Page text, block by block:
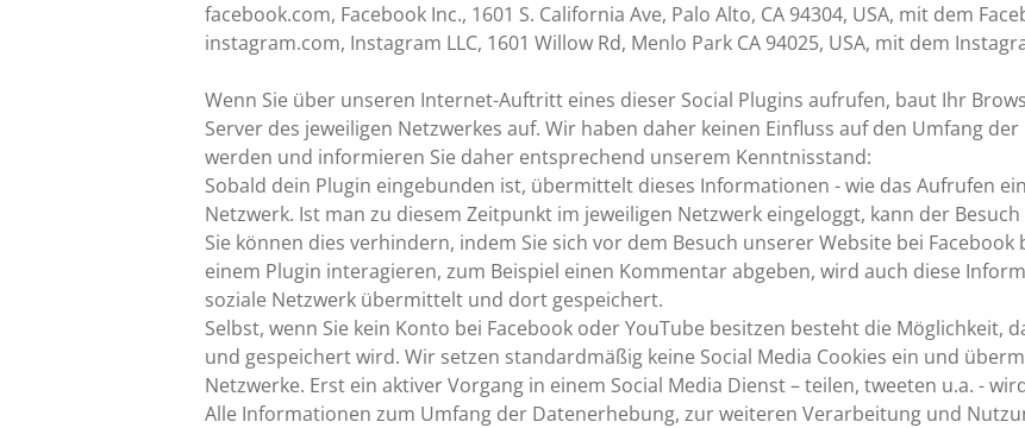
facebook.com, Facebook Inc., 1601 S. California Ave, Palo Alto, CA 94304, USA, mit dem
instagram.com, Instagram LLC, 1601 Willow Rd, Menlo Park CA 94025, USA, mit dem
Wenn Sie über unseren Internet-Auftritt eines dieser Social Plugins aufrufen, baut Ihr
Server des jeweiligen Netzwerkes auf. Wir haben daher keinen Einfluss auf den Umfang
werden und informieren Sie daher entsprechend unserem Kenntnisstand:
Sobald dein Plugin eingebunden ist, übermittelt dieses Informationen - wie das Aufrufen
Netzwerk. Ist man zu diesem Zeitpunkt im jeweiligen Netzwerk eingeloggt, kann der
Sie können dies verhindern, indem Sie sich vor dem Besuch unserer Website bei Facebook
einem Plugin interagieren, zum Beispiel einen Kommentar abgeben, wird auch diese
soziale Netzwerk übermittelt und dort gespeichert.
Selbst, wenn Sie kein Konto bei Facebook oder YouTube besitzen besteht die Möglichkeit,
und gespeichert wird. Wir setzen standardmäßig keine Social Media Cookies ein und
Netzwerke. Erst ein aktiver Vorgang in einem Social Media Dienst – teilen, tweeten u.a. -
Alle Informationen zum Umfang der Datenerhebung, zur weiteren Verarbeitung und